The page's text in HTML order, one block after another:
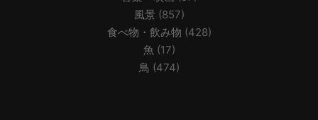
風景(857)
食べ物・飲み物 (428)
魚 (17)
鳥 (474)